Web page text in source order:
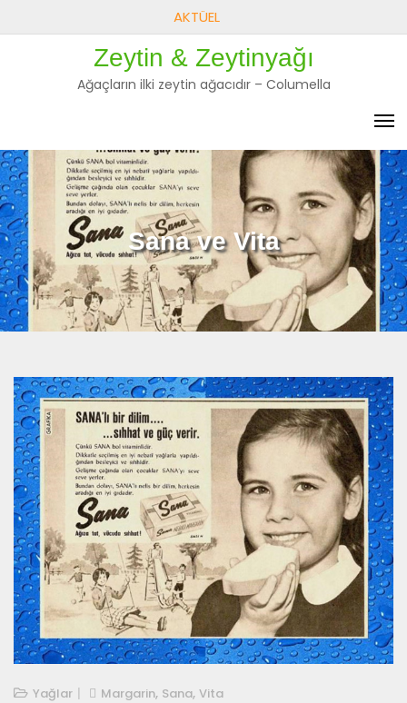
to
AKTÜEL
Zeytin & Zeytinyağı
Ağaçların ilki zeytin ağacıdır – Columella
Sana ve Vita
10/03/2021
Yağlar Margarin, Sana, Vita